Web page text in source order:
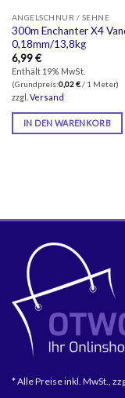
ANGELSCHNUR / SEHNE
300m Enchanter X4
0,18mm/13,8kg
6,99€
Enthält 19% MwSt.
(Grundpreis:0,02€/ 1 Meter)
zzgl. Versand
IN DEN WARENKORB
* Alle Preise inkl. MwSt.,